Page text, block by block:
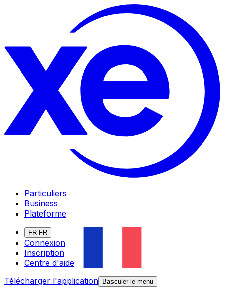
Particuliers
Business
Plateforme
FR-FR
Connexion
Inscription
Centre d'aide
Télécharger l'application
Basculer le menu